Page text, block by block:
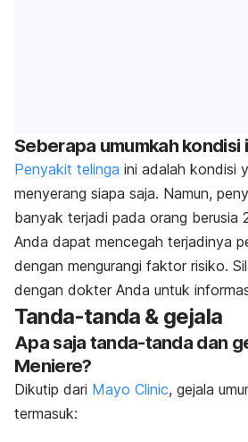
Seberapa umumkah kondisi
Penyakit telinga ini adalah kondisi
menyerang siapa saja. Namun,
banyak terjadi pada orang berusia
Anda dapat mencegah terjadinya
dengan mengurangi faktor risiko.
dengan dokter Anda untuk
Tanda-tanda & gejala
Apa saja tanda-­tanda dan
Meniere?
Dikutip dari Mayo Clinic, gejala
termasuk: